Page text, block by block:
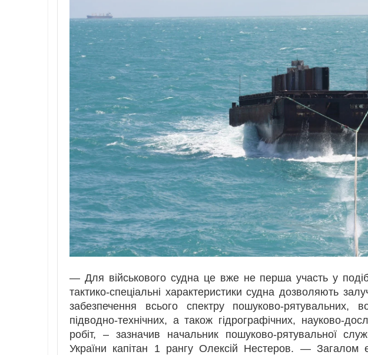
— Для військового судна це вже не перша участь у
тактико-спеціальні характеристики судна дозволяють
забезпечення всього спектру пошуково-рятувальних,
підводно-технічних, а також гідрографічних, науково-
робіт, – зазначив начальник пошуково-рятувальної
України капітан 1 рангу Олексій Нестеров. — Загалом